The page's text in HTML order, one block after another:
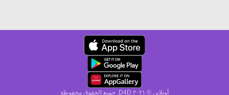
أونلاين © ۲۰٢١ D4D. جميع الحقوق محفوظة